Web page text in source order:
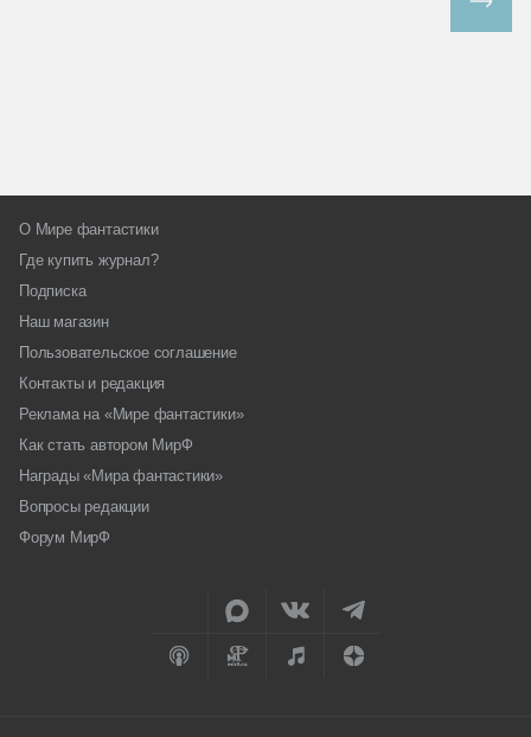
О Мире фантастики
Где купить журнал?
Подписка
Наш магазин
Пользовательское соглашение
Контакты и редакция
Реклама на «Мире фантастики»
Как стать автором МирФ
Награды «Мира фантастики»
Вопросы редакции
Форум МирФ